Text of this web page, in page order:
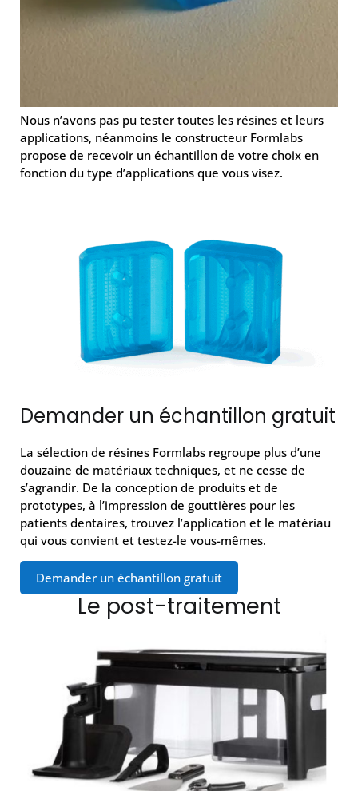
Nous n’avons pas pu tester toutes les résines et leurs
applications, néanmoins le constructeur Formlabs
propose de recevoir un échantillon de votre choix en
fonction du type d’applications que vous visez.
Demander un échantillon gratuit
La sélection de résines Formlabs regroupe plus d’une
douzaine de matériaux techniques, et ne cesse de
s’agrandir. De la conception de produits et de
prototypes, à l’impression de gouttières pour les
patients dentaires, trouvez l’application et le matériau
qui vous convient et testez-le vous-mêmes.
Demander un échantillon gratuit
Le post-traitement